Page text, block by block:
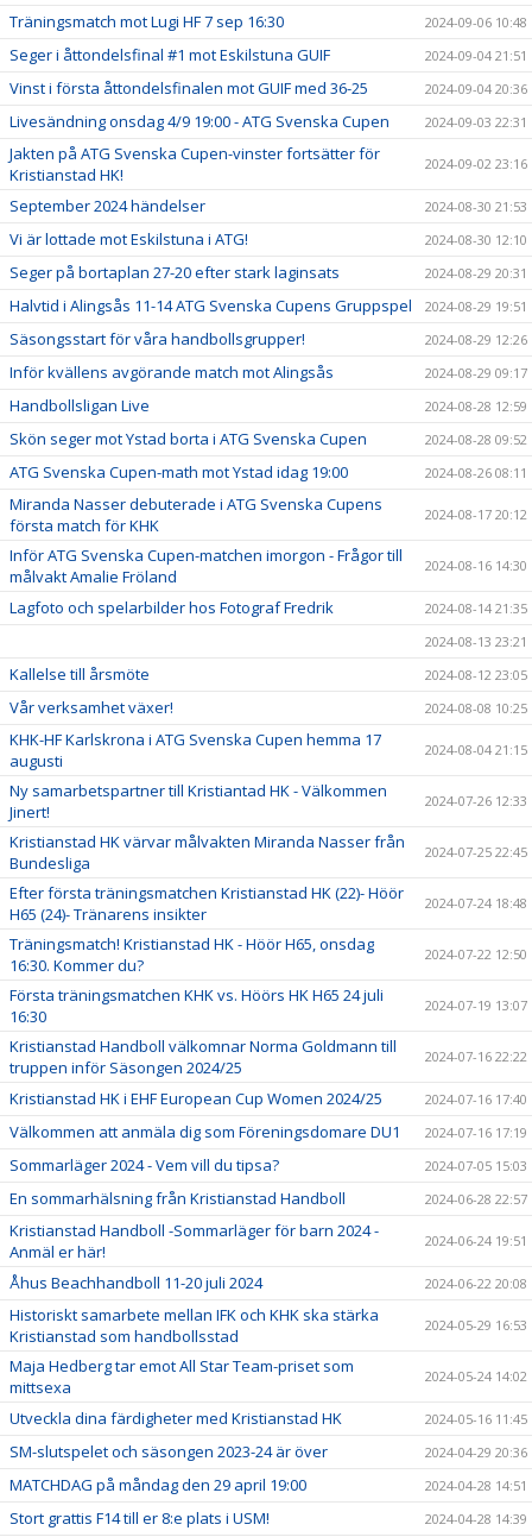
Träningsmatch mot Lugi HF 7 sep 16:30 2024-09-06 10:48
Seger i åttondelsfinal #1 mot Eskilstuna GUIF 2024-09-04 21:51
Vinst i första åttondelsfinalen mot GUIF med 36-25 2024-09-04 20:36
Livesändning onsdag 4/9 19:00 - ATG Svenska Cupen 2024-09-03 22:31
Jakten på ATG Svenska Cupen-vinster fortsätter för
Kristianstad HK!
2024-09-02 23:16
September 2024 händelser 2024-08-30 21:53
Vi är lottade mot Eskilstuna i ATG! 2024-08-30 12:10
Seger på bortaplan 27-20 efter stark laginsats 2024-08-29 20:31
Halvtid i Alingsås 11-14 ATG Svenska Cupens Gruppspel 2024-08-29 19:51
Säsongsstart för våra handbollsgrupper! 2024-08-29 12:26
Inför kvällens avgörande match mot Alingsås 2024-08-29 09:17
Handbollsligan Live 2024-08-28 12:59
Skön seger mot Ystad borta i ATG Svenska Cupen 2024-08-28 09:52
ATG Svenska Cupen-math mot Ystad idag 19:00 2024-08-26 08:11
Miranda Nasser debuterade i ATG Svenska Cupens
första match för KHK
2024-08-17 20:12
Inför ATG Svenska Cupen-matchen imorgon - Frågor till
målvakt Amalie Fröland
2024-08-16 14:30
Lagfoto och spelarbilder hos Fotograf Fredrik
2024-08-14 21:35
2024-08-13 23:21
Kallelse till årsmöte 2024-08-12 23:05
Vår verksamhet växer! 2024-08-08 10:25
KHK-HF Karlskrona i ATG Svenska Cupen hemma 17
augusti
2024-08-04 21:15
Ny samarbetspartner till Kristiantad HK - Välkommen
Jinert!
2024-07-26 12:33
Kristianstad HK värvar målvakten Miranda Nasser från
Bundesliga
2024-07-25 22:45
Efter första träningsmatchen Kristianstad HK (22)- Höör
H65 (24)- Tränarens insikter
2024-07-24 18:48
Träningsmatch! Kristianstad HK - Höör H65, onsdag
16:30. Kommer du?
2024-07-22 12:50
Första träningsmatchen KHK vs. Höörs HK H65 24 juli
16:30
2024-07-19 13:07
Kristianstad Handboll välkomnar Norma Goldmann till
truppen inför Säsongen 2024/25
2024-07-16 22:22
Kristianstad HK i EHF European Cup Women 2024/25 2024-07-16 17:40
Välkommen att anmäla dig som Föreningsdomare DU1 2024-07-16 17:19
Sommarläger 2024 - Vem vill du tipsa? 2024-07-05 15:03
En sommarhälsning från Kristianstad Handboll 2024-06-28 22:57
Kristianstad Handboll -Sommarläger för barn 2024 -
Anmäl er här!
2024-06-24 19:51
Åhus Beachhandboll 11-20 juli 2024 2024-06-22 20:08
Historiskt samarbete mellan IFK och KHK ska stärka
Kristianstad som handbollsstad
2024-05-29 16:53
Maja Hedberg tar emot All Star Team-priset som
mittsexa
2024-05-24 14:02
Utveckla dina färdigheter med Kristianstad HK 2024-05-16 11:45
SM-slutspelet och säsongen 2023-24 är över 2024-04-29 20:36
MATCHDAG på måndag den 29 april 19:00 2024-04-28 14:51
Stort grattis F14 till er 8:e plats i USM! 2024-04-28 14:39